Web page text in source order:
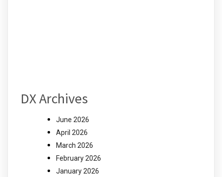
DX Archives
June 2026
April 2026
March 2026
February 2026
January 2026